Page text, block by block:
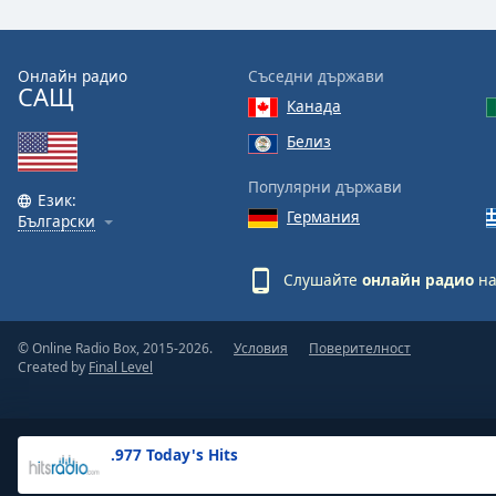
Text
Opacity
Background
.977 Today's Hits
Онлайн радио
САЩ
Език:
Български
Съседни държави
Канада
Белиз
Популярни държави
Германия
Слушайте онлайн радио
© Online Radio Box, 2015-2026.
Created by Final Level
Условия Поверителност